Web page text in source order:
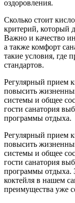
оздоровления.
Сколько стоит
критерий, который
Важно и качество
а также комфорт
такие условия, где
стандартов.
Регулярный прием
повысить
системы и общее
гости санатория
программы отдыха.
Регулярный прием
повысить
системы и общее
гости санатория
программы отдыха.
коктейля в нашем
преимущества уже